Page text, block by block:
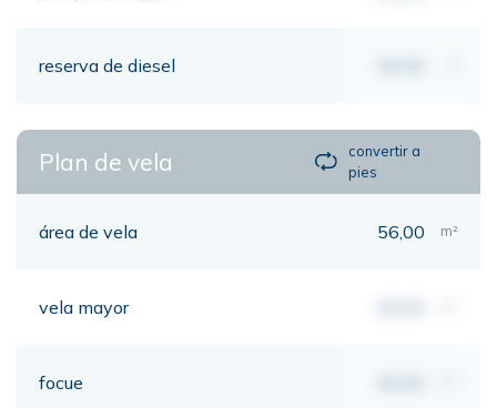
reserva de diesel
Plan de vela
convertir a
pies
área de vela 56,00 m²
vela mayor
focue